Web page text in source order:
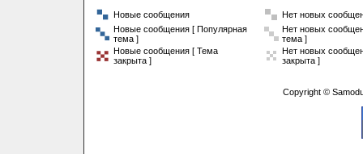
Новые сообщения
Нет новых
Новые сообщения [ Популярная
тема ]
Нет новых
тема ]
Новые сообщения [ Тема
закрыта ]
Нет новых
закрыта ]
Copyright ©